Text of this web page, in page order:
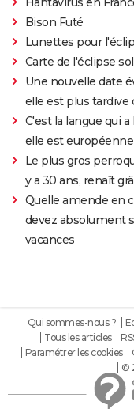
Bison Futé
Lunettes pour
Carte de l'éclipse
Une nouvelle date
elle est plus tardive
C'est la langue qui
elle est européenne
Le plus gros
y a 30 ans, renaît
Quelle amende en
devez absolument
vacances
Qui sommes-nous ?
Tous les articles
Paramétrer les cookies
©